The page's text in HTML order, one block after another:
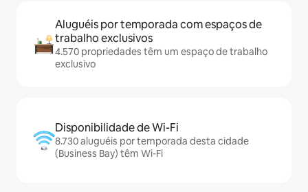
Aluguéis por temporada com espaços de
trabalho exclusivos
4.570 propriedades têm um espaço de trabalho
exclusivo
Disponibilidade de Wi-Fi
8.730 aluguéis por temporada desta cidade
(Business Bay) têm Wi-Fi